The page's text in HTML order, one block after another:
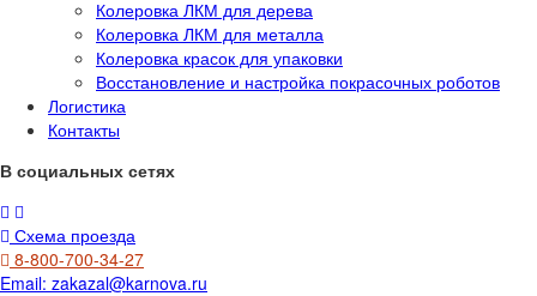
Колеровка ЛКМ для дерева
Колеровка ЛКМ для металла
Колеровка красок для упаковки
Восстановление и настройка покрасочных роботов
Логистика
Контакты
В социальных сетях
Схема проезда
8-800-700-34-27
Email: zakazal@karnova.ru